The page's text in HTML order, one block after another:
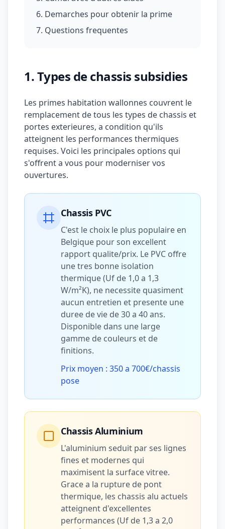
6. Demarches pour obtenir la prime
7. Questions frequentes
1. Types de chassis subsidies
Les primes habitation wallonnes couvrent le
remplacement de tous les types de chassis et
portes exterieures, a condition qu'ils
atteignent les performances thermiques
requises. Voici les principales options qui
s'offrent a vous pour moderniser vos
ouvertures.
Chassis PVC
C'est le choix le plus populaire en
Belgique pour son excellent
rapport qualite/prix. Le PVC offre
une tres bonne isolation
thermique (Uf de 1,0 a 1,3
W/m²K), ne necessite quasiment
aucun entretien et presente une
duree de vie de 30 a 40 ans.
Disponible dans une large
gamme de couleurs et de
finitions.
Prix moyen : 350 a 700€/chassis
pose
Chassis Aluminium
L'aluminium seduit par ses lignes
fines et modernes qui
maximisent la surface vitree.
Grace a la rupture de pont
thermique, les chassis alu actuels
atteignent d'excellentes
performances (Uf de 1,3 a 2,0